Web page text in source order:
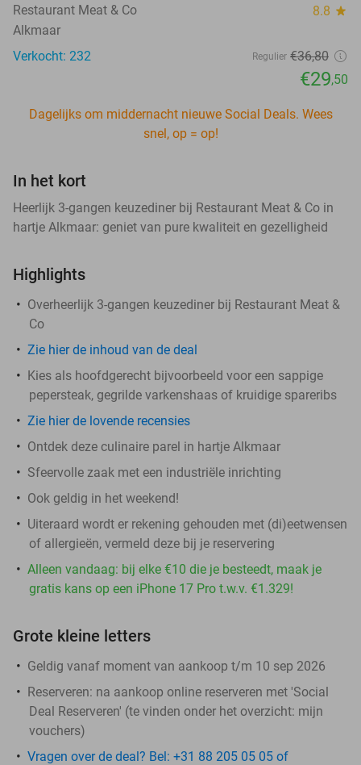
Restaurant Meat & Co 8.8 star
Alkmaar
Verkocht: 232
Regulier €36,80
€29,50
Dagelijks om middernacht nieuwe Social Deals. Wees
snel, op = op!
In het kort
Heerlijk 3-gangen keuzediner bij Restaurant Meat & Co in
hartje Alkmaar: geniet van pure kwaliteit en gezelligheid
Highlights
Overheerlijk 3-gangen keuzediner bij Restaurant Meat &
Co
Zie hier de inhoud van de deal
Kies als hoofdgerecht bijvoorbeeld voor een sappige
pepersteak, gegrilde varkenshaas of kruidige spareribs
Zie hier de lovende recensies
Ontdek deze culinaire parel in hartje Alkmaar
Sfeervolle zaak met een industriële inrichting
Ook geldig in het weekend!
Uiteraard wordt er rekening gehouden met (di)eetwensen
of allergieën, vermeld deze bij je reservering
Alleen vandaag: bij elke €10 die je besteedt, maak je
gratis kans op een iPhone 17 Pro t.w.v. €1.329!
Grote kleine letters
Geldig vanaf moment van aankoop t/m 10 sep 2026
Reserveren: na aankoop online reserveren met 'Social
Deal Reserveren' (te vinden onder het overzicht: mijn
vouchers)
Vragen over de deal? Bel: +31 88 205 05 05 of